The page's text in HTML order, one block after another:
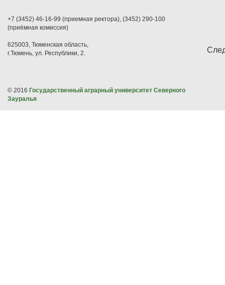
+7 (3452) 46-16-99 (приемная ректора), (3452) 290-100
(приёмная комиссия)
625003, Тюменская область,
г.Тюмень, ул. Республики, 2.
© 2016 Государственный аграрный университет Северного
Зауралья